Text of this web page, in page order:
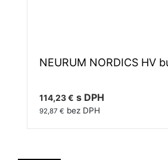
NEURUM NORDICS HV
114,23 € s DPH
92,87 € bez DPH